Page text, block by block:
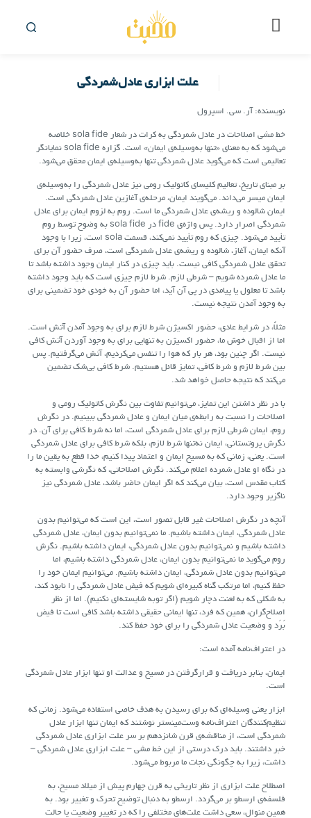
علت ابزاری عادل‌شمردگی
نویسنده: آر. سی. اسپرول
خط مشی اصلاحات در عادل شمردگی به کرات در شعار sola fide خلاصه
می‌شود که به معنای «تنها به‌وسیله‌ی ایمان» است. گزاره‌ sola fide نمایانگر
تعالیمی است که می‌گوید عادل شمردگی تنها به‌وسیله‌ی ایمان محقق می‌شود.
بر مبنای تاریخ، تعالیم کلیسای کاتولیک رومی نیز عادل شمردگی را به‌وسیله‌ی
ایمان میسر می‌داند. می‌گویند ایمان، مرحله‌ی آغازین عادل شمردگی است.
ایمان شالوده و ریشه‌ی عادل شمردگی ما است. روم به لزوم ایمان برای عادل
شمردگی اصرار دارد. پس واژه‌ی fide در sola fide به وضوح توسط روم
تأیید می‌شود. چیزی که روم تأیید نمی‌کند، قسمت sola است، زیرا با وجود
آنکه ایمان، آغاز، شالوده و ریشه‌ی عادل شمردگی است، صرف حضور آن برای
تحقق عادل شمردگی کافی نیست. باید چیزی در کنار ایمان وجود داشته باشد تا
ما عادل شمرده شویم – شرطی لازم. شرط لازم چیزی است که باید وجود داشته
باشد تا معلول یا پیامدی در پی آن آید، اما حضور آن به خودی خود تضمینی برای
به وجود آمدن نتیجه نیست.
مثلاً، در شرایط عادی، حضور اکسیژن شرط لازم برای به وجود آمدن آتش است.
اما از اقبال خوش ما، حضور اکسیژن به تنهایی برای به وجود آوردن آتش کافی
نیست. اگر چنین بود، هر بار که هوا را تنفس می‌کردیم، آتش می‌گرفتیم. پس
بین شرط لازم و شرط کافی، تمایز قائل هستیم. شرط کافی بی‌شک تضمین
می‌کند که نتیجه حاصل خواهد شد.
با در نظر داشتن این تمایز، می‌توانیم تفاوت بین نگرش کاتولیک رومی و
اصلاحات را نسبت به رابطه‌ی میان ایمان و عادل شمردگی ببینیم. در نگرش
روم، ایمان شرطی لازم برای عادل شمردگی است، اما نه شرط کافی برای آن. در
نگرش پروتستانی، ایمان نه‌تنها شرط لازم، بلکه شرط کافی برای عادل شمردگی
است. یعنی، زمانی که به مسیح ایمان و اعتماد پیدا کنیم، خدا قطع به یقین ما را
در نگاه او عادل شمرده اعلام می‌کند. نگرش اصلاحاتی، که نگرشی وابسته به
کتاب مقدس است، بیان می‌کند که اگر ایمان حاضر باشد، عادل شمردگی نیز
ناگزیر وجود دارد.
آنچه در نگرش اصلاحات غیر قابل تصور است، این است که می‌توانیم بدون
عادل شمردگی، ایمان داشته باشیم. ما نمی‌توانیم بدون ایمان، عادل شمردگی
داشته باشیم و نمی‌توانیم بدون عادل شمردگی، ایمان داشته باشیم. نگرش
روم می‌گوید ما نمی‌توانیم بدون ایمان، عادل شمردگی داشته باشیم، اما
می‌توانیم بدون عادل شمردگی، ایمان داشته باشیم. می‌توانیم ایمان خود را
حفظ کنیم، اما مرتکب گناه کبیره‌ای شویم که فیض عادل شمردگی را نابود کند،
به شکلی که به لعنت دچار شویم (اگر توبه شایسته‌ای نکنیم). اما از نظر
اصلاح‌گران، همین که فرد، تنها ایمانی حقیقی داشته باشد کافی است تا فیض
بَرَد و وضعیت عادل شمردگی را برای خود حفظ کند.
در اعتراف‌نامه آمده است:
ایمان، بنابر دریافت و قرارگرفتن در مسیح و عدالت او تنها ابزار عادل شمردگی
است.
ابزار یعنی وسیله‌ای که برای رسیدن به هدف خاصی استفاده می‌شود. زمانی که
تنظیم‌کنندگان اعتراف‌نامه وست‌مینستر نوشتند که ایمان تنها ابزار عادل
شمردگی است، از مناقشه‌ی قرن شانزدهم بر سر علت ابزاری عادل شمردگی
خبر داشتند. باید درک درستی از این خط مشی – علت ابزاری عادل شمردگی –
داشت، زیرا به چگونگی نجات ما مربوط می‌شود.
اصطلاح علت ابزاری از نظر تاریخی به قرن چهارم پیش از میلاد مسیح، به
فلسفه‌ی ارسطو بر می‌گردد. ارسطو به دنبال توضیح تحرک و تغییر بود. به
همین منوال، سعی داشت علت‌های مختلفی را که در تغییر وضعیت یا حالت